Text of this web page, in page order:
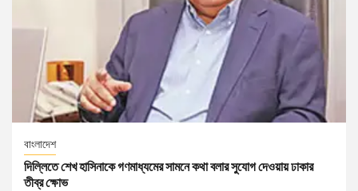
বাংলাদেশ
দিল্লিতে শেখ হাসিনাকে গণমাধ্যমের সামনে কথা বলার সুযোগ দেওয়ায় ঢাকার
তীব্র ক্ষোভ